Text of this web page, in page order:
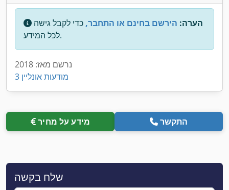
הערה: הירשם בחינם או התחבר, כדי לקבל גישה
לכל המידע.
נרשם מאז: 2018
3 מודעות אונליין
מידע על מחיר התקשר
שלח בקשה